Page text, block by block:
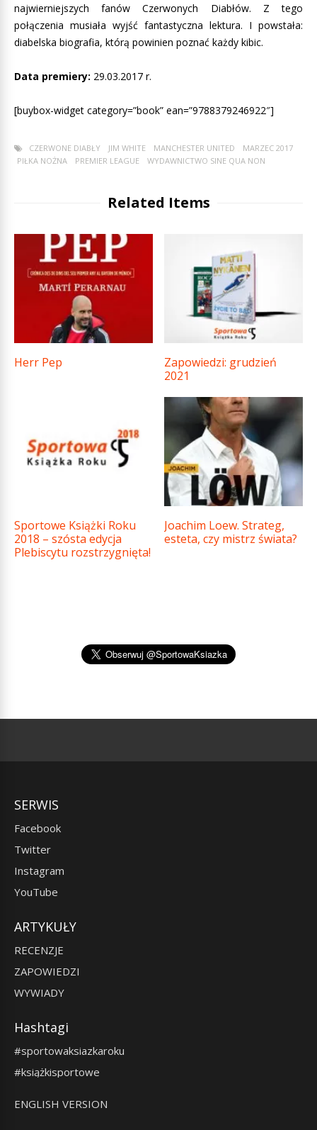
najwierniejszych fanów Czerwonych Diabłów. Z tego
połączenia musiała wyjść fantastyczna lektura. I powstała:
diabelska biografia, którą powinien poznać każdy kibic.
Data premiery: 29.03.2017 r.
[buybox-widget category=”book” ean=”9788379246922″]
CZERWONE DIABŁY JIM WHITE MANCHESTER UNITED
MARZEC 2017
PIŁKA NOŻNA
PREMIER LEAGUE WYDAWNICTWO SINE QUA NON
Related Items
Herr Pep
Zapowiedzi: grudzień
2021
Sportowe Książki Roku
2018 – szósta edycja
Plebiscytu rozstrzygnięta!
Joachim Loew. Strateg,
esteta, czy mistrz świata?
SERWIS
Facebook
Twitter
Instagram
YouTube
ARTYKUŁY
RECENZJE
ZAPOWIEDZI
WYWIADY
Hashtagi
#sportowaksiazkaroku
#książkisportowe
ENGLISH VERSION